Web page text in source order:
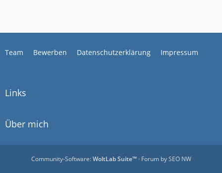
Team Bewerben Datenschutzerklärung Impressum
Links
Über mich
Community-Software:WoltLab Suite™· Forum bySEO NW